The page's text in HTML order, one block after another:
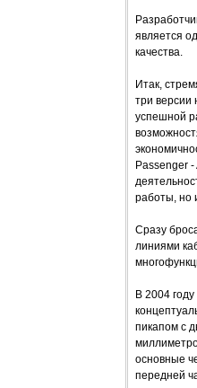
является
качества.
Итак,
три версии
успешной
Passenger
работы, но
Сразу
линиями
В 2004
пикапом с
основные
передней